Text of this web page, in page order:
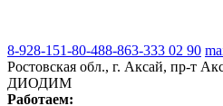
8-928-151-80-488-863-333 02 90
Ростовская обл., г. Аксай, пр-т
ДИОДИМ
Работаем: